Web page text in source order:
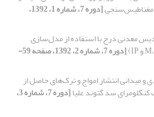
مغناطیس‌سنجی [دوره 7، شماره 1، 1392،
معدنی درح با استفاده از مدل‌سازی
[دوره 7، شماره 2، 1392، صفحه 59-
و میدانی انتشار امواج و ترک‌های حاصل از
سد گتوند علیا [دوره 7، شماره 3،